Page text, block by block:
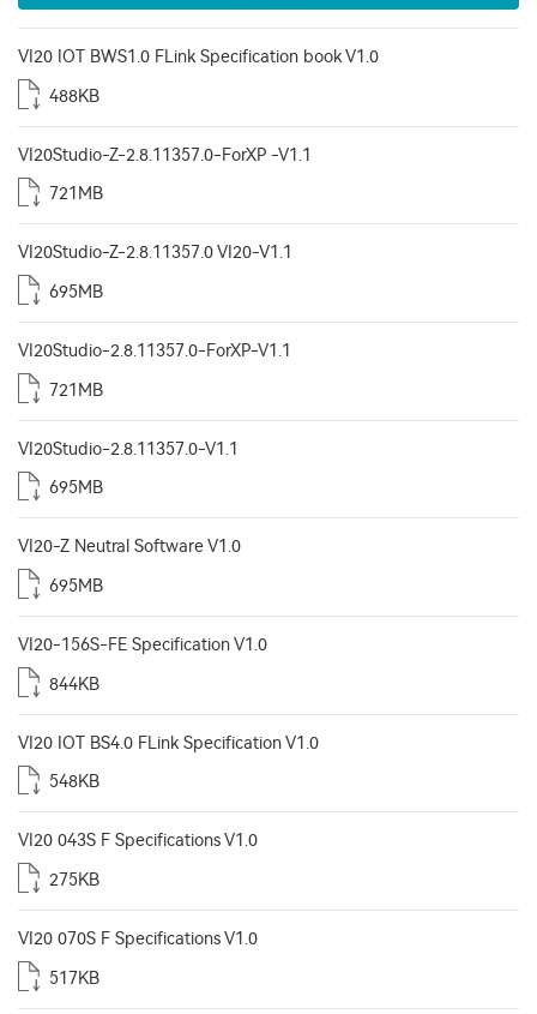
VI20 IOT BWS1.0 FLink Specification book V1.0
488KB
VI20Studio-Z-2.8.11357.0-ForXP -V1.1
721MB
VI20Studio-Z-2.8.11357.0 VI20-V1.1
695MB
VI20Studio-2.8.11357.0-ForXP-V1.1
721MB
VI20Studio-2.8.11357.0-V1.1
695MB
VI20-Z Neutral Software V1.0
695MB
VI20-156S-FE Specification V1.0
844KB
VI20 IOT BS4.0 FLink Specification V1.0
548KB
VI20 043S F Specifications V1.0
275KB
VI20 070S F Specifications V1.0
517KB